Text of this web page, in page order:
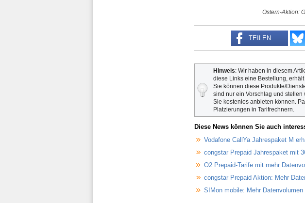
Ostern-Aktion:
TEILEN
Hinweis: Wir haben in diesem
diese Links eine Bestellung,
Sie können diese Produkte/
sind nur ein Vorschlag und stellen
Sie kostenlos anbieten können.
Platzierungen in Tarifrechnern.
Diese News können Sie auch
Vodafone CallYa Jahrespaket M
congstar Prepaid Jahrespaket mit
O2 Prepaid-Tarife mit mehr
congstar Prepaid Aktion: Mehr
SIMon mobile: Mehr